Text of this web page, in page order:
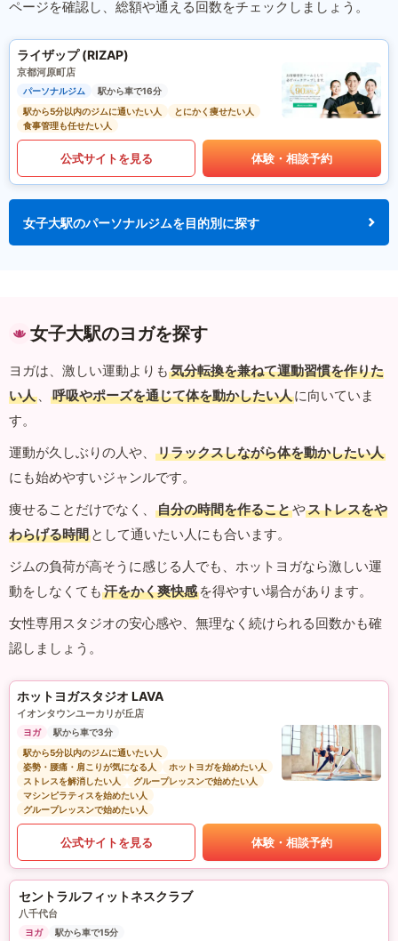
ページを確認し、総額や通える回数をチェックしましょう。
ライザップ (RIZAP)
京都河原町店
パーソナルジム
駅から車で16分
駅から5分以内のジムに通いたい人
とにかく痩せたい人
食事管理も任せたい人
公式サイトを見る 体験・相談予約
女子大駅のパーソナルジムを目的別に探す
女子大駅のヨガを探す
ヨガは、激しい運動よりも 気分転換を兼ねて運動習慣を作りた
い人 、 呼吸やポーズを通じて体を動かしたい人に向いていま
す。
運動が久しぶりの人や、
リラックスしながら体を動かしたい人
にも始めやすいジャンルです。
痩せることだけでなく、
自分の時間を作ることやストレスをや
わらげる時間 として通いたい人にも合います。
ジムの負荷が高そうに感じる人でも、ホットヨガなら激しい運
動をしなくても 汗をかく爽快感 を得やすい場合があります。
女性専用スタジオの安心感や、無理なく続けられる回数かも確
認しましょう。
ホットヨガスタジオ LAVA
イオンタウンユーカリが丘店
ヨガ
駅から車で3分
駅から5分以内のジムに通いたい人
姿勢・腰痛・肩こりが気になる人
ホットヨガを始めたい人
ストレスを解消したい人
グループレッスンで始めたい人
マシンピラティスを始めたい人
グループレッスンで始めたい人
公式サイトを見る 体験・相談予約
セントラルフィットネスクラブ
八千代台
ヨガ
駅から車で15分